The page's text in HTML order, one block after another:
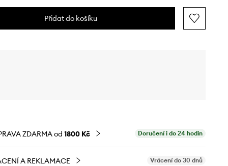
Přidat do košíku
ZDARMA od 1800 Kč Doručení i do 24 hodin
A REKLAMACE Vrácení do 30 dnů